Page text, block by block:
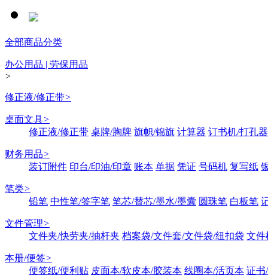
全部商品分类
办公用品 | 劳保用品
>
修正液/修正带>
桌面文具>
修正液/修正带 桌牌/胸牌 旗帜/锦旗 计算器 订书机/打孔器
财务用品>
装订附件 印台/印油/印章 账本 单据 凭证 号码机 复写纸
笔类>
铅笔 中性笔/签字笔 笔芯/替芯/墨水/墨囊 圆珠笔 白板笔
文件管理>
文件夹/快劳夹/抽杆夹 档案袋/文件套/文件袋/纽扣袋 文件
本册/便签>
便签纸/便利贴 皮面本/软皮本/胶装本 线圈本/活页本 证书